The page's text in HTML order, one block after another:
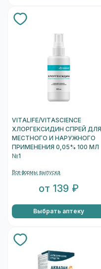
VITALIFE/VITASCIENCE
ХЛОРГЕКСИДИН СПРЕЙ ДЛЯ
МЕСТНОГО И НАРУЖНОГО
ПРИМЕНЕНИЯ 0,05% 100 МЛ
№1
Все формы выпуска
от 139 ₽
Выбрать аптеку